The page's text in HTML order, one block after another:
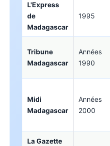
L'Express
de
Madagascar
1995
Tribune
Madagascar
Années
1990
Midi
Madagascar
Années
2000
La Gazette